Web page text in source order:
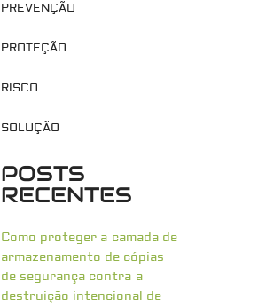
PREVENÇÃO
PROTEÇÃO
RISCO
SOLUÇÃO
POSTS
RECENTES
Como proteger a camada de
armazenamento de cópias
de segurança contra a
destruição intencional de